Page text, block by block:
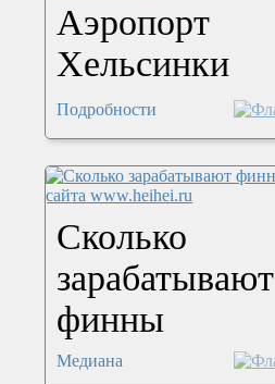
Аэропорт
Хельсинки
Подробности
Сколько
зарабатывают
финны
Медиана